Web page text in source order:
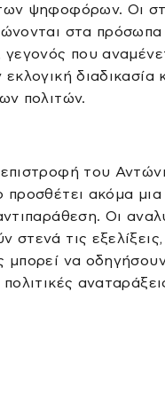
ψηφοφόρων. Οι
στα
γεγονός που
διαδικασία
πολιτών.
του
προσθέτει ακόμα μια
Οι
στενά τις
μπορεί να